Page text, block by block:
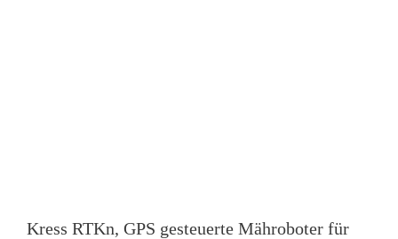
Kress RTKn, GPS gesteuerte Mähroboter für